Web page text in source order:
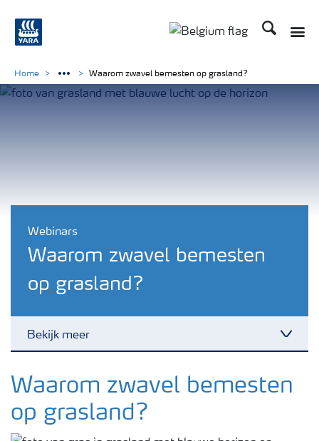
Zoek op
Webinars
Waarom zwavel bemesten
op grasland?
Bekijk meer
Nieuwsbrieven
Gewassen
Home Waarom zwavel bemesten op grasland?
Waarom zwavel bemesten
op grasland?